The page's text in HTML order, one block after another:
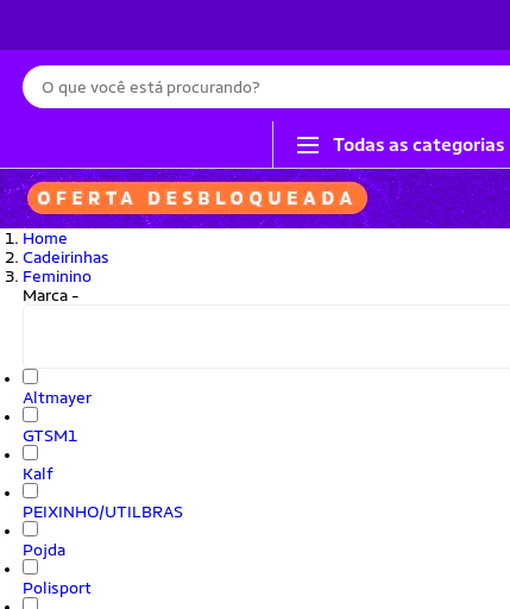
Busca
Todas as categorias
Home
Cadeirinhas
Feminino
Marca -
Altmayer
GTSM1
Kalf
PEIXINHO/UTILBRAS
Pojda
Polisport